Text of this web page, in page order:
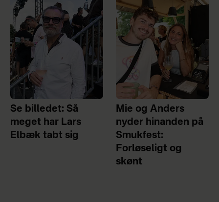
Se billedet: Så
meget har Lars
Elbæk tabt sig
Mie og Anders
nyder hinanden på
Smukfest:
Forløseligt og
skønt